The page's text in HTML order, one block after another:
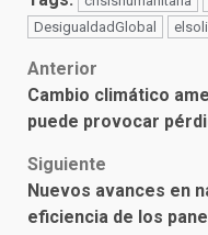
DesigualdadGlobal
Post
navigation
Anterior
Cambio climático
puede provocar
Siguiente
Nuevos avances en
eficiencia de los